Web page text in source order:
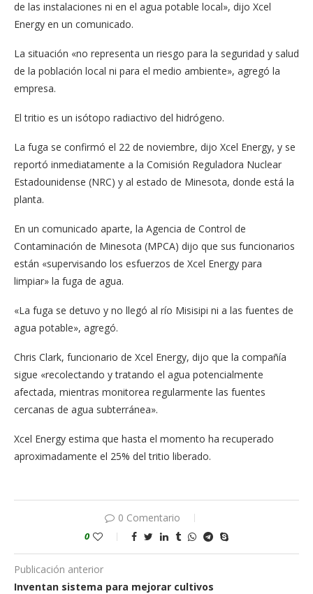
de las instalaciones ni en el agua potable local», dijo Xcel
Energy en un comunicado.
La situación «no representa un riesgo para la seguridad y salud
de la población local ni para el medio ambiente», agregó la
empresa.
El tritio es un isótopo radiactivo del hidrógeno.
La fuga se confirmó el 22 de noviembre, dijo Xcel Energy, y se
reportó inmediatamente a la Comisión Reguladora Nuclear
Estadounidense (NRC) y al estado de Minesota, donde está la
planta.
En un comunicado aparte, la Agencia de Control de
Contaminación de Minesota (MPCA) dijo que sus funcionarios
están «supervisando los esfuerzos de Xcel Energy para
limpiar» la fuga de agua.
«La fuga se detuvo y no llegó al río Misisipi ni a las fuentes de
agua potable», agregó.
Chris Clark, funcionario de Xcel Energy, dijo que la compañía
sigue «recolectando y tratando el agua potencialmente
afectada, mientras monitorea regularmente las fuentes
cercanas de agua subterránea».
Xcel Energy estima que hasta el momento ha recuperado
aproximadamente el 25% del tritio liberado.
0 Comentario
0
Publicación anterior
Inventan sistema para mejorar cultivos